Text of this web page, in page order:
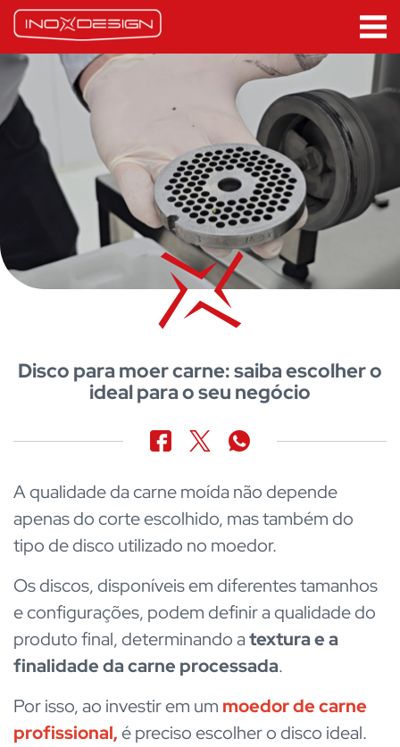
Disco para moer carne: saiba escolher o
ideal para o seu negócio
A qualidade da carne moída não depende
apenas do corte escolhido, mas também do
tipo de disco utilizado no moedor.
Os discos, disponíveis em diferentes tamanhos
e configurações, podem definir a qualidade do
produto final, determinando atextura e a
finalidade da carne processada.
Por isso, ao investir em um moedor de carne
profissional,é preciso escolher o disco ideal.